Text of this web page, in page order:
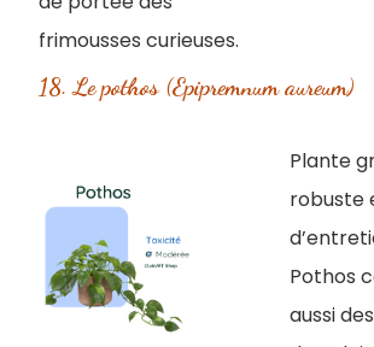
frimousses curieuses.
18. Le pothos (Epipremnum aureum)
Plante
robuste
Pothos
aussi